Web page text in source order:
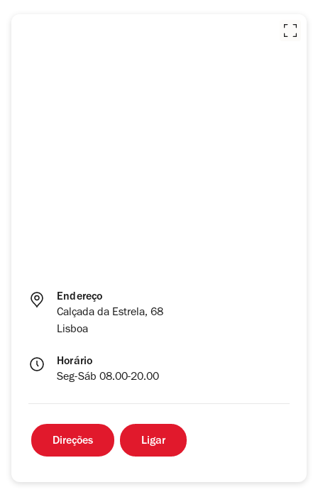
Endereço
Calçada da Estrela, 68
Lisboa
Horário
Seg-Sáb 08.00-20.00
Direções Ligar